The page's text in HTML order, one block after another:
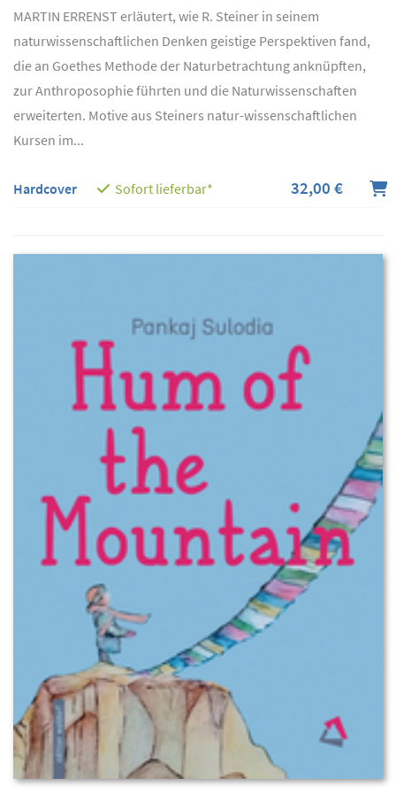
MARTIN ERRENST erläutert, wie R. Steiner in seinem
naturwissenschaftlichen Denken geistige Perspektiven fand,
die an Goethes Methode der Naturbetrachtung anknüpften,
zur Anthroposophie führten und die Naturwissenschaften
erweiterten. Motive aus Steiners natur-wissenschaftlichen
Kursen im...
Hardcover Sofort lieferbar* 32,00 €